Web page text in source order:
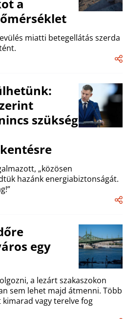
a
miatti betegellátás szerda
szükség
„közösen
hazánk energiabiztonságát.
egy
a lezárt szakaszokon
sem lehet majd átmenni. Több
vagy terelve fog